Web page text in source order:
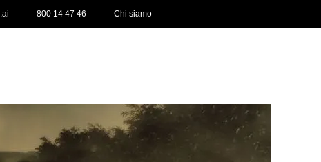
800 14 47 46 Chi siamo